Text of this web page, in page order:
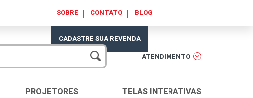
SOBRE CONTATO BLOG
CADASTRE SUA REVENDA
ATENDIMENTO
PROJETORES TELAS INTERATIVAS